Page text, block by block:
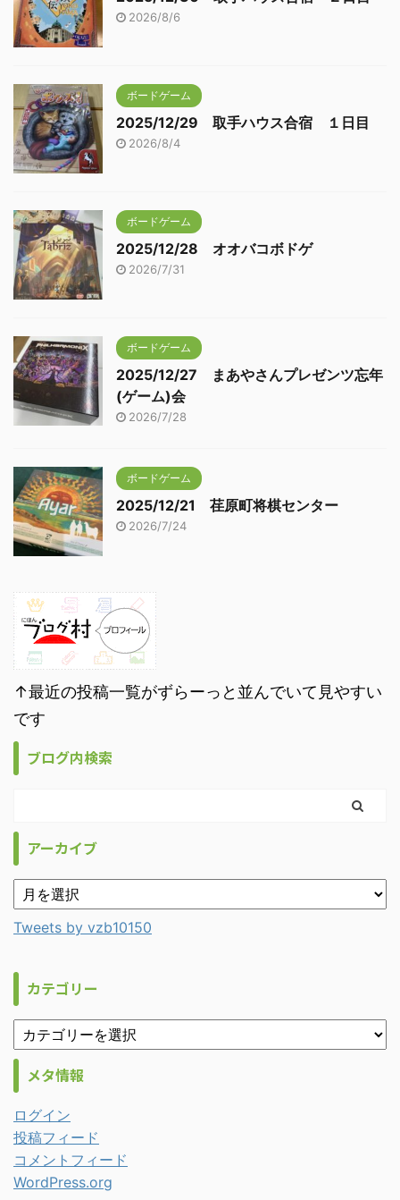
2026/8/6
ボードゲーム
2025/12/29 取手ハウス合宿 １日目
2026/8/4
ボードゲーム
2025/12/28 オオバコボドゲ
2026/7/31
ボードゲーム
2025/12/27 まあやさんプレゼンツ忘年
(ゲーム)会
2026/7/28
ボードゲーム
2025/12/21 荏原町将棋センター
2026/7/24
↑最近の投稿一覧がずらーっと並んでいて見やすい
です
ブログ内検索
アーカイブ
Tweets by vzb10150
カテゴリー
メタ情報
ログイン
投稿フィード
コメントフィード
WordPress.org